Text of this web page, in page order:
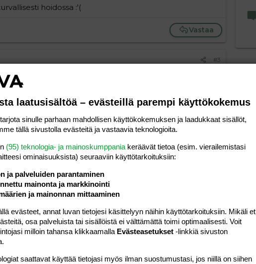
hoidossa :'(
Vastaa
#3
mielipiteeseen... :snotty:
klo 16:06 vieras kirjoitti:
laatusisältöä – evästeillä parempi käyttökokemus
sinulle parhaan mahdollisen käyttökokemuksen ja laadukkaat sisällöt,
tällä sivustolla evästeitä ja vastaavia teknologioita.
(95) teknologia- ja mainoskumppania keräävät tietoa (esim. vierailemis­tasi
ominaisuuk­sista) seuraaviin käyttötarkoituksiin:
ja palveluiden parantaminen
mainonta ja markkinointi
ja mainonnan mittaaminen
evästeet, annat luvan tietojesi käsittelyyn näihin käyttötarkoituksiin. Mikäli et
osa palveluista tai sisällöistä ei välttämättä toimi optimaalisesti. Voit
milloin tahansa klikkaamalla Evästeasetukset -linkkiä sivuston
saattavat käyttää tietojasi myös ilman suostumustasi, jos niillä on siihen